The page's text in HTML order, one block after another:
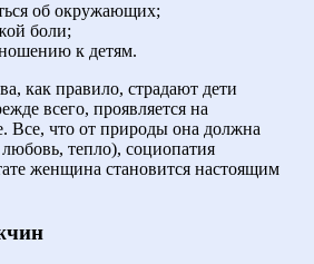
об окружающих;
боли;
к детям.
как правило, страдают дети
всего, проявляется на
Все, что от природы она должна
любовь, тепло), социопатия
женщина становится настоящим